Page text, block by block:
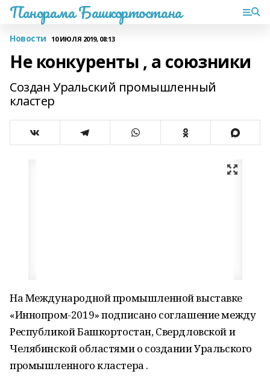
Панорама Башкортостана
Новости 10 ИЮЛЯ 2019, 08:13
Не конкуренты , а союзники
Создан Уральский промышленный
кластер
На Международной промышленной выставке
«Иннопром-2019» подписано соглашение между
Республикой Башкортостан, Свердловской и
Челябинской областями о создании Уральского
промышленного кластера .